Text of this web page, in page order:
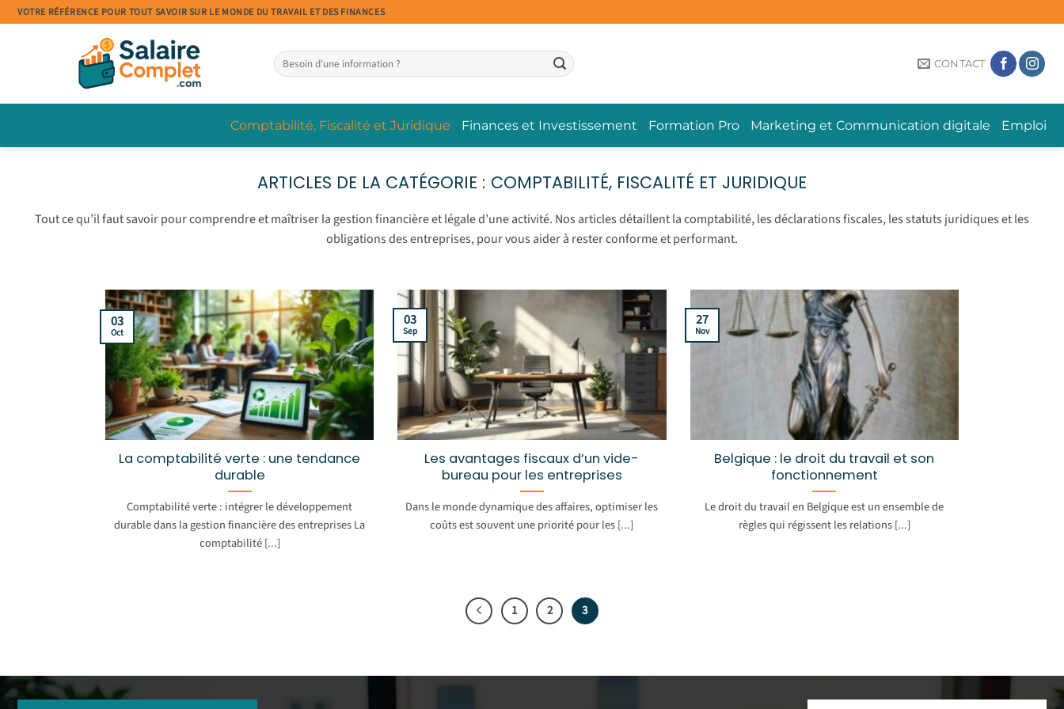
Passer
au
VOTRE RÉFÉRENCE POUR TOUT SAVOIR SUR LE MONDE DU TRAVAIL ET DES FINANCES
CONTACT
Comptabilité, Fiscalité et Juridique Finances et Investissement Formation Pro Marketing et Communication digitale Emploi
COMPTABILITÉ, FISCALITÉ ET JURIDIQUE
Tout ce qu’il faut savoir pour comprendre et maîtriser la gestion financière et légale d’une activité. Nos articles détaillent la comptabilité, les déclarations fiscales, les statuts juridiques et les
obligations des entreprises, pour vous aider à rester conforme et performant.
La comptabilité verte : une tendance
durable
Comptabilité verte : intégrer le développement
durable dans la gestion financière des entreprises La
comptabilité [...]
03
Oct
Les avantages fiscaux d’un vide-
bureau pour les entreprises
Dans le monde dynamique des affaires, optimiser les
coûts est souvent une priorité pour les [...]
03
Sep
Belgique : le droit du travail et son
fonctionnement
Le droit du travail en Belgique est un ensemble de
règles qui régissent les relations [...]
27
Nov
1 2 3